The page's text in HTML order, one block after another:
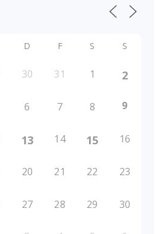
D F S S
30 31 1 2
6 7 8 9
13 14 15 16
20 21 22 23
27 28 29 30